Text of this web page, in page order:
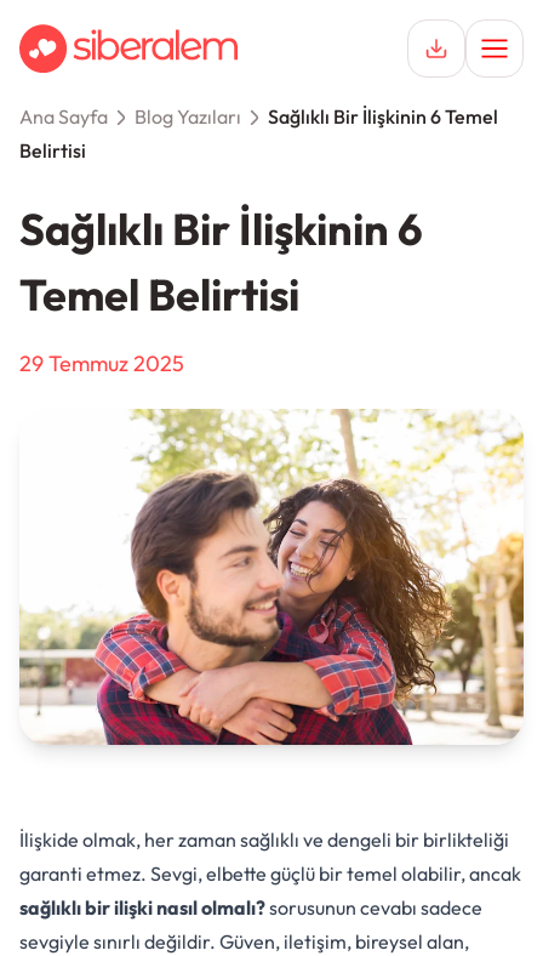
Keşfet
İlişkiler
Destek
Giriş Yap
Ana Sayfa Blog Yazıları
Sağlıklı Bir İlişkinin 6 Temel
Belirtisi
Sağlıklı Bir İlişkinin 6
Temel Belirtisi
29 Temmuz 2025
İlişkide olmak, her zaman sağlıklı ve dengeli bir birlikteliği
garanti etmez. Sevgi, elbette güçlü bir temel olabilir, ancak
sağlıklı bir ilişki nasıl olmalı?sorusunun cevabı sadece
sevgiyle sınırlı değildir. Güven, iletişim, bireysel alan,